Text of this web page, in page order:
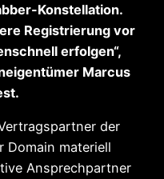
Konstellation.
Registrierung vor
erfolgen“,
Marcus
der
Domain materiell
Ansprechpartner